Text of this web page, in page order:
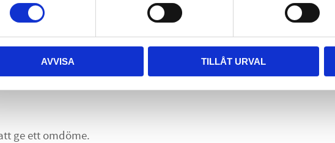
AVVISA TILLÅT URVAL
Produkten
med olika